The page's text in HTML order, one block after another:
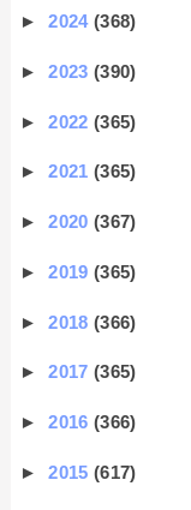
►2024(368)
►2023(390)
►2022(365)
►2021(365)
►2020(367)
►2019(365)
►2018(366)
►2017(365)
►2016(366)
►2015(617)